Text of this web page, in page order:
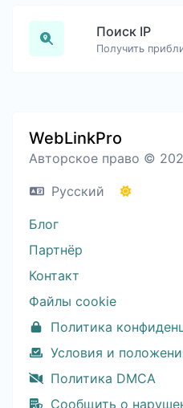
Поиск IP
WebLinkPro
Авторское право ©
Русский
Блог
Партнёр
Контакт
Файлы cookie
Политика
Условия и
Политика DMCA
Сообщить о